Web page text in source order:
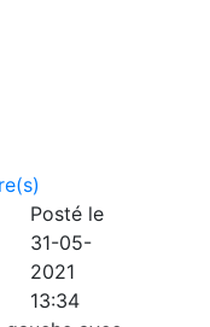
Posté le
31-05-
2021
13:34